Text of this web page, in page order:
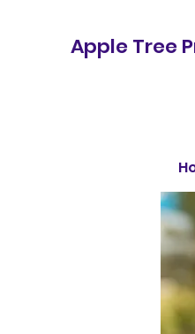
Apple Tree